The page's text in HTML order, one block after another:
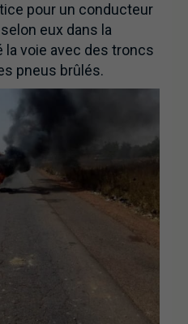
pour un conducteur
eux dans la
la voie avec des troncs
pneus brûlés.